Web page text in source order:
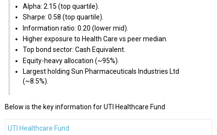
Alpha: 2.15 (top quartile).
Sharpe: 0.58 (top quartile).
Information ratio: 0.20 (lower mid).
Higher exposure to Health Care vs peer median.
Top bond sector: Cash Equivalent.
Equity-heavy allocation (~95%).
Largest holding Sun Pharmaceuticals Industries Ltd
(~8.5%).
Below is the key information for UTI Healthcare Fund
UTI Healthcare Fund